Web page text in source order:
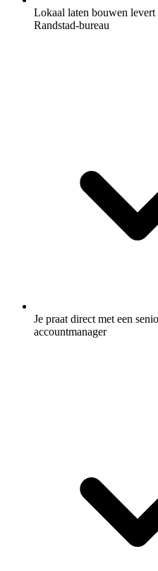
Lokaal laten bouwen levert
Randstad-bureau
Je praat direct met een
accountmanager